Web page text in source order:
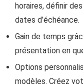
horaires, définir
dates d’échéance.
Gain de temps
présentation en
Options
modèles. Créez